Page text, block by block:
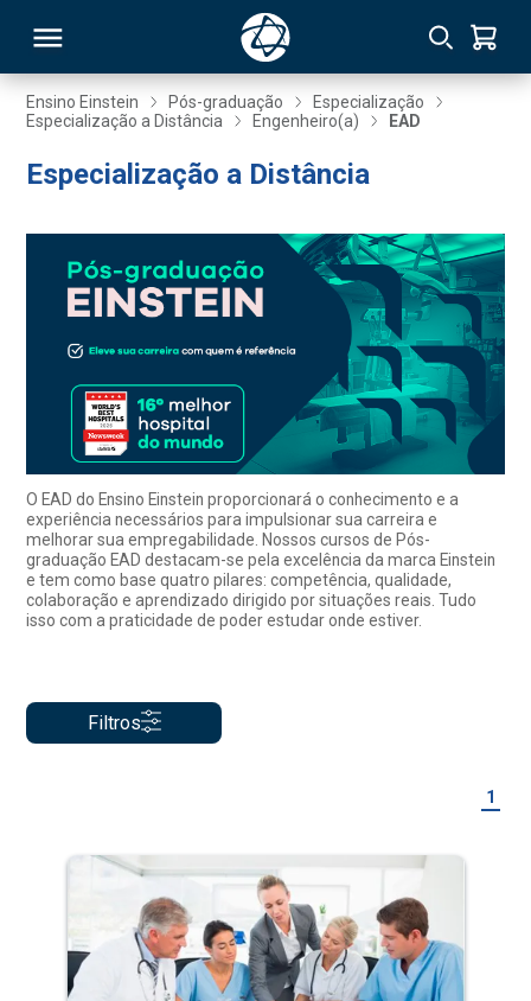
Ensino Einstein Pós-graduação
Especialização
Especialização a Distância
Engenheiro(a) EAD
Especialização a Distância
O EAD do Ensino Einstein proporcionará o conhecimento e a
experiência necessários para impulsionar sua carreira e
melhorar sua empregabilidade. Nossos cursos de Pós-
graduação EAD destacam-se pela excelência da marca Einstein
e tem como base quatro pilares: competência, qualidade,
colaboração e aprendizado dirigido por situações reais. Tudo
isso com a praticidade de poder estudar onde estiver.
Filtros
1